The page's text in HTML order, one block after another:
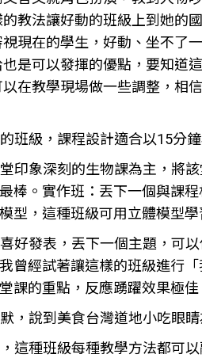
教法讓好動的班級上到她的
現在的學生，好動、坐不了
是可以發揮的優點，要知道
在教學現場做一些調整，相
班級，課程設計適合以15分
印象深刻的生物課為主，將
棒。實作班：丟下一個與課
型，這種班級可用立體模型學
好發表，丟下一個主題，可
曾經試著讓這樣的班級進行
課的重點，反應踴躍效果極佳
，說到美食台灣道地小吃眼
這種班級每種教學方法都可以